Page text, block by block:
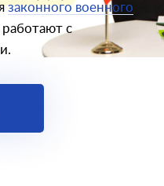
законного военного
с